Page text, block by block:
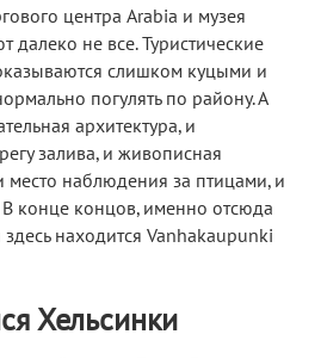
центра Arabia и музея
далеко не все. Туристические
слишком куцыми и
погулять по району. А
архитектура, и
залива, и живописная
место наблюдения за птицами, и
В конце концов, именно отсюда
находится Vanhakaupunki
Хельсинки